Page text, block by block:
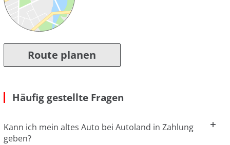
Route planen
Häufig gestellte Fragen
Kann ich mein altes Auto bei Autoland in Zahlung
geben?